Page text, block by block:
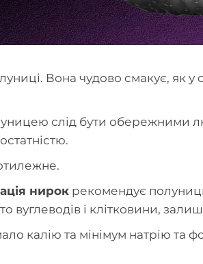
Вона чудово смакує, як у
слід бути обережними
нирок рекомендує
вуглеводів і клітковини,
калію та мінімум натрію